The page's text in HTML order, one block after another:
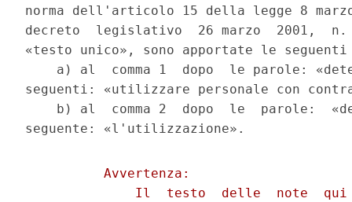
norma dell'articolo 15 della legge 8
decreto  legislativo  26 marzo  2001,  n.
«testo unico», sono apportate le
a) al  comma 1  dopo  le parole:
seguenti: «utilizzare personale con
b) al  comma 2  dopo  le  parole:
          Avvertenza:
Il  testo  delle  note